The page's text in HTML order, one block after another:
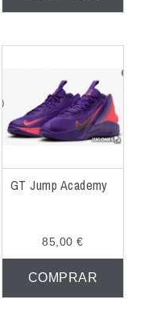
GT Jump Academy
85,00 €
COMPRAR